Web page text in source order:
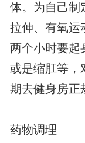
体。为自己制
拉伸、有氧运
两个小时要起
或是缩肛等，
期去健身房正
药物调理